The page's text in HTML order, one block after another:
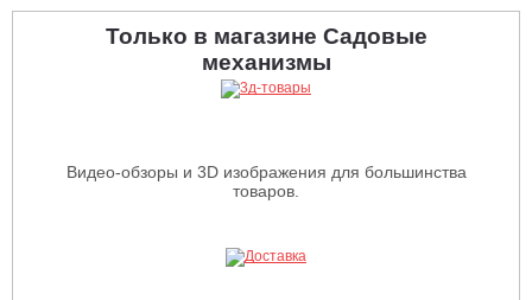
Только в магазине Садовые
механизмы
Видео-обзоры и 3D изображения для большинства
товаров.